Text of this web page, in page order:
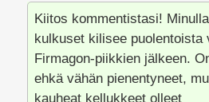
Kiitos kommentistasi!
kulkuset kilisee puolentoista
Firmagon-piikkien jälkeen.
ehkä vähän pienentyneet,
kauheat kellukkeet olleet